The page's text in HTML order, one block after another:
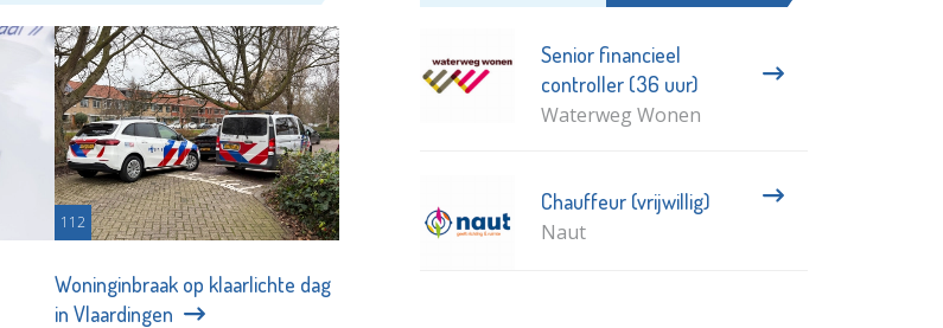
112
Woninginbraak op klaarlichte dag
in Vlaardingen
Senior financieel
controller (36 uur)
Waterweg Wonen
Chauffeur (vrijwillig)
Naut